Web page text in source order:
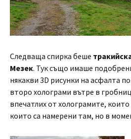
Следваща спирка беше
Мезек. Тук също имаше
някакви 3D рисунки на асфалта
второ холограми вътре в
впечатлих от холограмите,
които са намерени там, но в